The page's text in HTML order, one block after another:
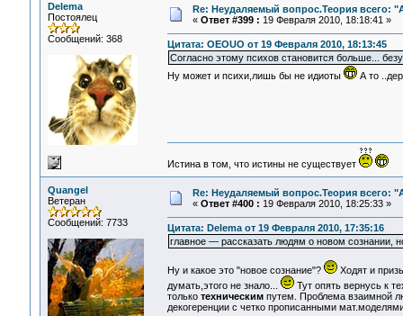
Delema
Постоялец
Сообщений: 368
Re: Неудаляемый вопрос.Теория всего:
« Ответ #399 : 19 Февраля 2010, 18:18:41 »
Цитата: OEOUO от 19 Февраля 2010, 18:13:45
Согласно этому психов становится больше...
Ну может и психи,лишь бы не идиоты
А то
Истина в том, что истины не существует
Quangel
Ветеран
Сообщений: 7733
Re: Неудаляемый вопрос.Теория всего:
« Ответ #400 : 19 Февраля 2010, 18:25:33 »
Цитата: Delema от 19 Февраля 2010, 17:35:16
главное — рассказать людям о новом сознании,
Ну и какое это "новое сознание"?
Ходят и
думать,этого не знало...
Тут опять вернусь к
только техническимпутем. Проблема взаимной
декогеренции с четко прописанными